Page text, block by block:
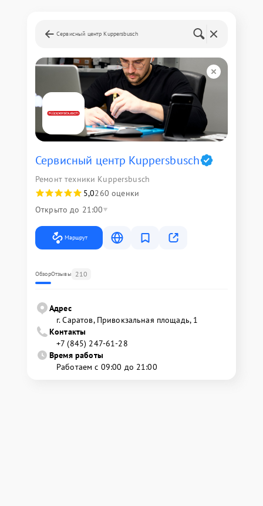
Сервисный центр Kuppersbusch
Сервисный центр Kuppersbusch
Ремонт техники Kuppersbusch
5,0260 оценки
Открыто до 21:00
Маршрут
ОбзорОтзывы 210
Адрес
г. Саратов, Привокзальная площадь, 1
Контакты
+7 (845) 247-61-28
Время работы
Работаем с 09:00 до 21:00